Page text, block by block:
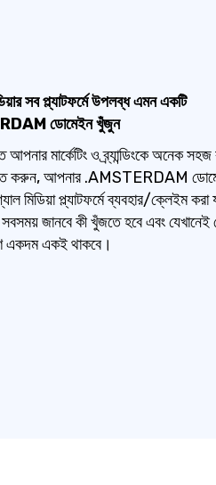
সব প্ল্যাটফর্মে উপলব্ধ এমন একটি
ডোমেইন খুঁজুন
আপনার মার্কেটিং ও ব্র্যান্ডিংকে অনেক
করুন, আপনার .AMSTERDAM
মিডিয়া প্ল্যাটফর্মে ব্যবহার/ক্লেইম করা
জানবে কী খুঁজতে হবে এবং যেখানেই
একদম একই থাকবে।